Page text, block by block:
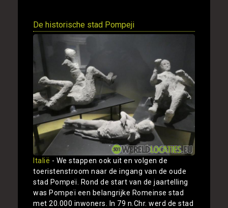
De historische stad Pompeji
Italië - We stappen ook uit en volgen de
toeristenstroom naar de ingang van de oude
stad Pompeï. Rond de start van de jaartelling
was Pompeï een belangrijke Romeinse stad
met 20.000 inwoners. In 79 n.Chr. werd de stad